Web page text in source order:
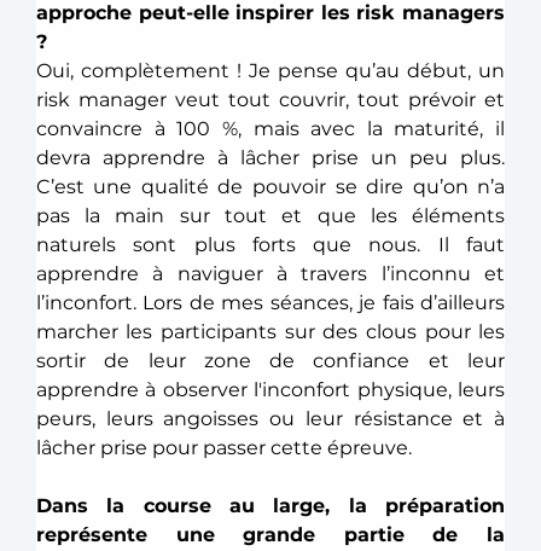
approche peut-elle inspirer les risk managers
?
Oui, complètement ! Je pense qu’au début, un
risk manager veut tout couvrir, tout prévoir et
convaincre à 100 %, mais avec la maturité, il
devra apprendre à lâcher prise un peu plus.
C’est une qualité de pouvoir se dire qu’on n’a
pas la main sur tout et que les éléments
naturels sont plus forts que nous. Il faut
apprendre à naviguer à travers l’inconnu et
l’inconfort. Lors de mes séances, je fais d’ailleurs
marcher les participants sur des clous pour les
sortir de leur zone de confiance et leur
apprendre à observer l'inconfort physique, leurs
peurs, leurs angoisses ou leur résistance et à
lâcher prise pour passer cette épreuve.
Dans la course au large, la préparation
représente une grande partie de la